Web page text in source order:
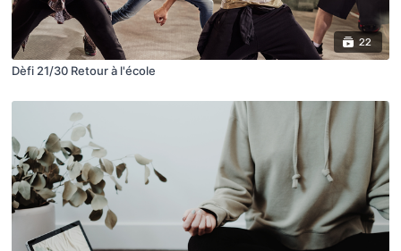
22
Dèfi 21/30 Retour à l'école